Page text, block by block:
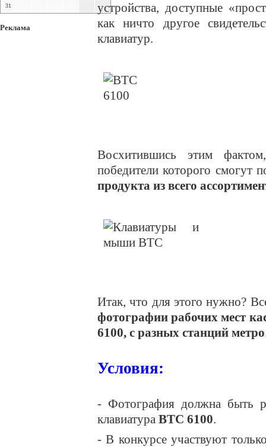
31
Реклама
устройства, доступные
как ничто другое
клавиатур.
Восхитившись этим
победители которого смогут
продукта из всего
Итак, что для этого нужно?
фотографии рабочих мест
6100, с разных станций метро
Условия:
- Фотография должна быть
клавиатура BTC 6100.
- В конкурсе участвуют